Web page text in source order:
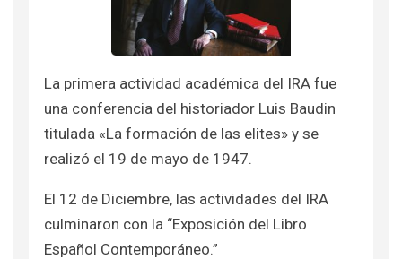
La primera actividad académica del IRA fue
una conferencia del historiador Luis Baudin
titulada «La formación de las elites» y se
realizó el 19 de mayo de 1947.
El 12 de Diciembre, las actividades del IRA
culminaron con la “Exposición del Libro
Español Contemporáneo.”